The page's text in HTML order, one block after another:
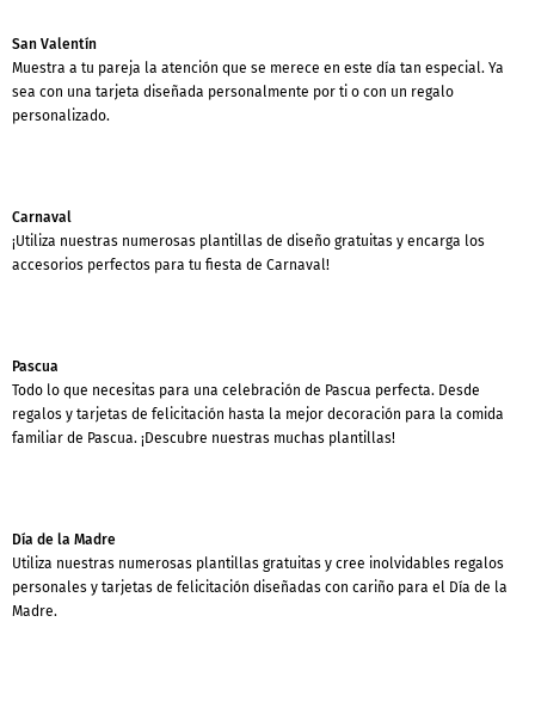
San Valentín
Muestra a tu pareja la atención que se merece en este día tan especial. Ya
sea con una tarjeta diseñada personalmente por ti o con un regalo
personalizado.
Carnaval
¡Utiliza nuestras numerosas plantillas de diseño gratuitas y encarga los
accesorios perfectos para tu fiesta de Carnaval!
Pascua
Todo lo que necesitas para una celebración de Pascua perfecta. Desde
regalos y tarjetas de felicitación hasta la mejor decoración para la comida
familiar de Pascua. ¡Descubre nuestras muchas plantillas!
Día de la Madre
Utiliza nuestras numerosas plantillas gratuitas y cree inolvidables regalos
personales y tarjetas de felicitación diseñadas con cariño para el Día de la
Madre.